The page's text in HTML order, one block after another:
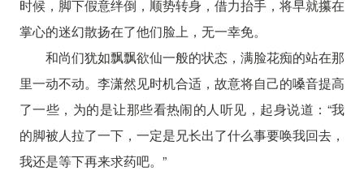
时候，脚下假意绊倒，顺势转身，借力抬手，将早就攥在
掌心的迷幻散扬在了他们脸上，无一幸免。
和尚们犹如飘飘欲仙一般的状态，满脸花痴的站在那
里一动不动。李潇然见时机合适，故意将自己的嗓音提高
了一些，为的是让那些看热闹的人听见，起身说道：“我
的脚被人拉了一下，一定是兄长出了什么事要唤我回去，
我还是等下再来求药吧。”